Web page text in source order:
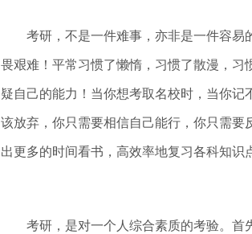
考研，不是一件难事，亦非是一件容易的
畏艰难！平常习惯了懒惰，习惯了散漫，
疑自己的能力！当你想考取名校时，当你
该放弃，你只需要相信自己能行，你只需
出更多的时间看书，高效率地复习各科知识
考研，是对一个人综合素质的考验。首先